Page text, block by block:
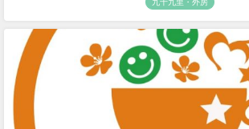
九十九里・外房